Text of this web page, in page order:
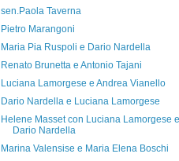
sen.Paola Taverna
Pietro Marangoni
Maria Pia Ruspoli e Dario Nardella
Renato Brunetta e Antonio Tajani
Luciana Lamorgese e Andrea Vianello
Dario Nardella e Luciana Lamorgese
Helene Masset con Luciana Lamorgese e
Dario Nardella
Marina Valensise e Maria Elena Boschi